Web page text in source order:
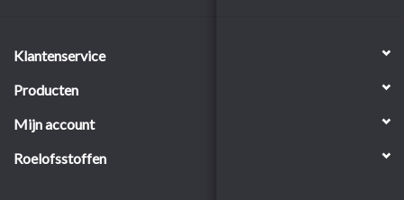
Klantenservice
Producten
Mijn account
Roelofsstoffen